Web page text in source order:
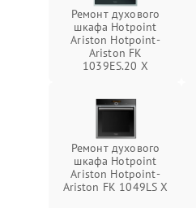
Ремонт духового
шкафа Hotpoint
Ariston Hotpoint-
Ariston FK
1039ES.20 X
Ремонт духового
шкафа Hotpoint
Ariston Hotpoint-
Ariston FK 1049LS X